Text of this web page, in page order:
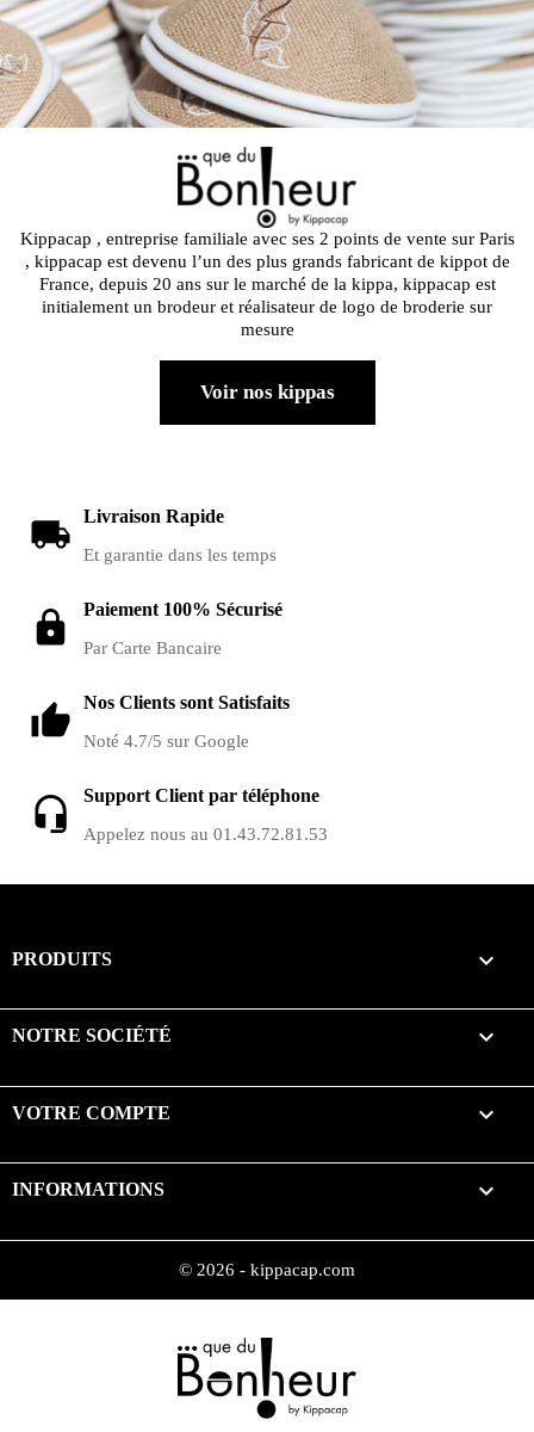
Kippacap , entreprise familiale avec ses 2 points de vente sur Paris
, kippacap est devenu l’un des plus grands fabricant de kippot de
France, depuis 20 ans sur le marché de la kippa, kippacap est
initialement un brodeur et réalisateur de logo de broderie sur
mesure
Voir nos kippas
Livraison Rapide
Et garantie dans les temps
Paiement 100% Sécurisé
Par Carte Bancaire
Nos Clients sont Satisfaits
Noté 4.7/5 sur Google
Support Client par téléphone
Appelez nous au 01.43.72.81.53
PRODUITS 
NOTRE SOCIÉTÉ 
VOTRE COMPTE 
INFORMATIONS keyboard_arrow_down
© 2026 - kippacap.com